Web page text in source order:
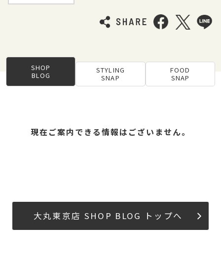
SHOP
BLOG
STYLING
SNAP
FOOD
SNAP
現在ご案内できる情報はございません。
大丸東京店 SHOP BLOG トップへ